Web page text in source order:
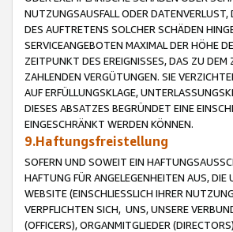
NUTZUNGSAUSFALL ODER
DES AUFTRETENS SOLCHER SCHÄDEN
SERVICEANGEBOTEN MAXIMAL DER HÖHE
ZEITPUNKT DES EREIGNISSES, DAS ZU
ZAHLENDEN VERGÜTUNGEN. SIE
AUF ERFÜLLUNGSKLAGE,
DIESES ABSATZES BEGRÜNDET EINE
EINGESCHRÄNKT WERDEN KÖNNEN.
9.Haftungsfreistellung
SOFERN UND SOWEIT EIN
HAFTUNG FÜR ANGELEGENHEITEN AUS,
WEBSITE (EINSCHLIESSLICH IHRER
VERPFLICHTEN SICH, UNS, UNSERE
(OFFICERS), ORGANMITGLIEDER